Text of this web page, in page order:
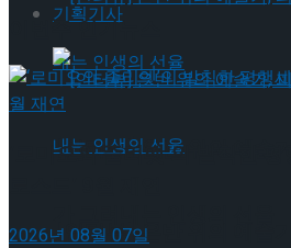
[인터뷰] 은반 위의 예술
기획기사
[인터뷰] 은반 위의 예술
이번주 인기뉴스
‘로미오와 줄리엣’의 발칙한
2026년 08월 07일